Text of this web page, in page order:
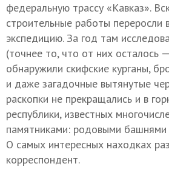
федеральную трассу «Кавказ».
строительные работы переросли
экспедицию. За год там
(точнее то, что от них осталось
обнаружили скифские курганы,
и даже загадочные вытянутые
раскопки не прекращались и в
республики, известных
памятниками: родовыми
О самых интересных находках
корреспондент.